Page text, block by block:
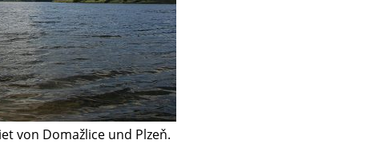
von Domažlice und Plzeň.